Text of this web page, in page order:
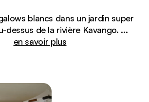
blancs dans un jardin super
dessus de la rivière Kavango. ...
en savoir plus